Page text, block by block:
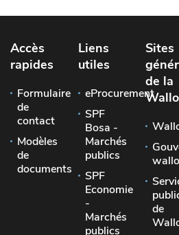
Accès
rapides
Formulaire
de
contact
Modèles
de
documents
Liens
utiles
eProcurement
SPF
Bosa -
Marchés
publics
SPF
Economie
-
Marchés
publics
Sites
de la
de